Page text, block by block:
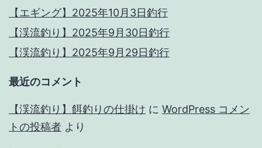
【エギング】2025年10月3日釣行
【渓流釣り】2025年9月30日釣行
【渓流釣り】2025年9月29日釣行
最近のコメント
【渓流釣り】餌釣りの仕掛け に WordPress コメン
トの投稿者 より